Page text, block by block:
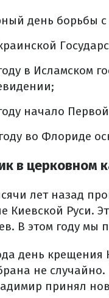
день борьбы с
в Исламском
начало
во Флориде
в церковном
лет назад
Киевской Руси.
В этом году мы
день крещения
не
принял